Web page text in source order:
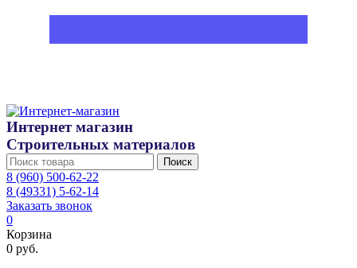
Интернет магазин
Строительных материалов
Поиск
8 (960) 500-62-22
8 (49331) 5-62-14
Заказать звонок
0
Корзина
0 руб.